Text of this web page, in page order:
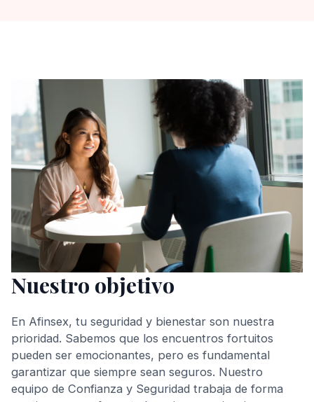
Nuestro objetivo
En Afinsex, tu seguridad y bienestar son nuestra
prioridad. Sabemos que los encuentros fortuitos
pueden ser emocionantes, pero es fundamental
garantizar que siempre sean seguros. Nuestro
equipo de Confianza y Seguridad trabaja de forma